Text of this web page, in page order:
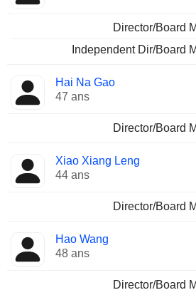
Director/Board
Independent Dir/Board
Hai Na Gao
47 ans
Director/Board
Xiao Xiang Leng
44 ans
Director/Board
Hao Wang
48 ans
Director/Board